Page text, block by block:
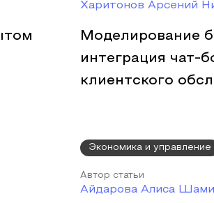
Харитонов Арсений
Моделирование
интеграция чат-
клиентского
Экономика и управление
Автор статьи
Айдарова Алиса